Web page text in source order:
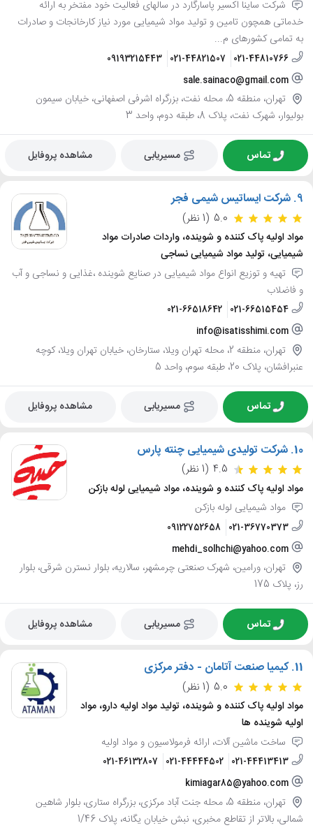
شرکت ساینا اکسیر پاسارگارد در سالهای فعالیت خود مفتخر به ارائه
خدماتی همچون تامین و تولید مواد شیمیایی مورد نیاز کارخانجات و صادرات
به تمامی کشورهای م...
021-44810766
021-44821507
09193215443
sale.sainaco@gmail.com
تهران، منطقه 5، محله نفت، بزرگراه اشرفی اصفهانی، خیابان سیمون
بولیوار، شهرک نفت، پلاک 8، طبقه دوم، واحد 3
تماس مسیریابی مشاهده پروفایل
9. شرکت ایساتیس شیمی فجر
5.0 (1 نظر)
مواد اولیه پاک کننده و شوینده، واردات صادرات مواد
شیمیایی، تولید مواد شیمیایی نساجی
تهیه و توزیع انواع مواد شیمیایی در صنایع شوینده ،غذایی و نساجی و آب
و فاضلاب
021-66515454
021-66518642
info@isatisshimi.com
تهران، منطقه 2، محله تهران ویلا، ستارخان، خیابان تهران ویلا، کوچه
عنبرافشان، پلاک 20، طبقه سوم، واحد 5
تماس مسیریابی مشاهده پروفایل
10. شرکت تولیدی شیمیایی چنته پارس
4.5 (1 نظر)
مواد اولیه پاک کننده و شوینده، مواد شیمیایی لوله بازکن
مواد شیمیایی لوله بازکن
021-36770373
09122752658
mehdi_solhchi@yahoo.com
تهران، ورامین، شهرک صنعتی چرمشهر، سالاریه، بلوار نسترن شرقی، بلوار
رز، پلاک 175
تماس مسیریابی مشاهده پروفایل
11. کیمیا صنعت آتامان - دفتر مرکزی
5.0 (1 نظر)
مواد اولیه پاک کننده و شوینده، تولید مواد اولیه دارو، مواد
اولیه شوینده ها
ساخت ماشین آلات، ارائه فرمولاسیون و مواد اولیه
021-44413413
021-44444502
021-46132807
kimiagar85@yahoo.com
تهران، منطقه 5، محله جنت آباد مرکزی، بزرگراه ستاری، بلوار شاهین
شمالی، بالاتر از تقاطع مخبری، نبش خیابان یگانه، پلاک 1/46